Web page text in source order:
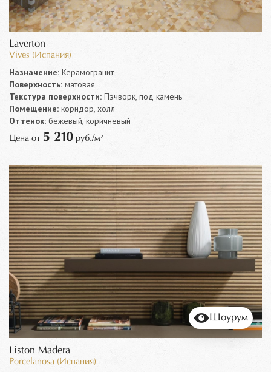
Laverton
Vives (Испания)
Назначение: Керамогранит
Поверхность: матовая
Текстура поверхности: Пэчворк, под камень
Помещение: коридор, холл
Оттенок: бежевый, коричневый
Цена от 5 210 руб./м²
Шоурум
Liston Madera
Porcelanosa (Испания)